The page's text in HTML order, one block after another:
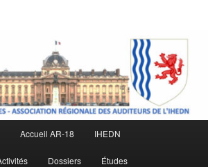
Accueil AR-18 IHEDN
Dossiers Études